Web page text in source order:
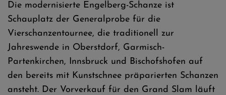
Die modernisierte Engelberg-Schanze ist
Schauplatz der Generalprobe für die
Vierschanzentournee, die traditionell zur
Jahreswende in Oberstdorf, Garmisch-
Partenkirchen, Innsbruck und Bischofshofen auf
den bereits mit Kunstschnee präparierten Schanzen
ansteht. Der Vorverkauf für den Grand Slam läuft